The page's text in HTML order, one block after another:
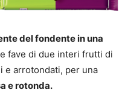
del fondente in una
fave di due interi frutti di
e arrotondati, per una
e rotonda.